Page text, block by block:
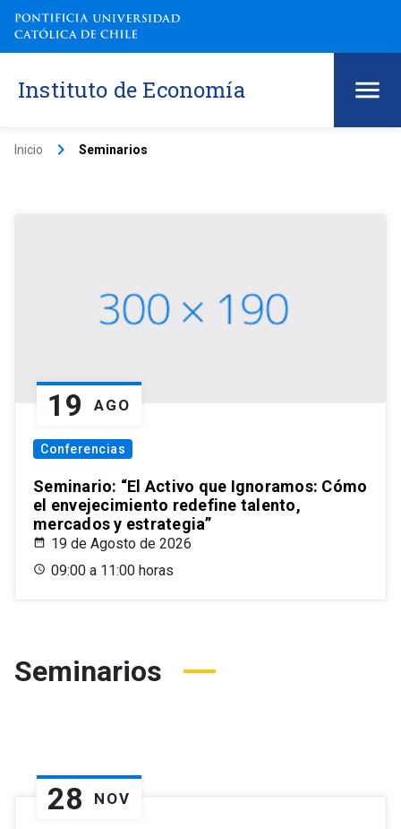
Instituto de Economía
Inicio keyboard_arrow_right Seminarios
19 AGO
Conferencias
Seminario: “El Activo que Ignoramos: Cómo
el envejecimiento redefine talento,
mercados y estrategia”
19 de Agosto de 2026
09:00 a 11:00 horas
Seminarios
28 NOV